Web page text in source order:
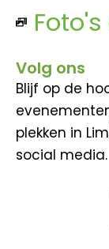
Volg ons
Blijf op de
plekken in
social media.